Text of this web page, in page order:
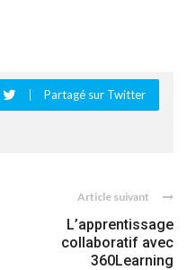
Partagé sur Twitter
Article suivant
L’apprentissage
collaboratif avec
360Learning